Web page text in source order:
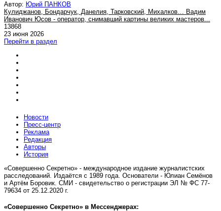
Автор: Юрий ПАНКОВ
Кулиджанов, Бондарчук, Данелия, Тарковский, Михалков… Вадим
Иванович Юсов - оператор, снимавший картины великих мастеров...
13868
23 июня 2026
Перейти в раздел
Новости
Пресс-центр
Реклама
Редакция
Авторы
История
«Совершенно Секретно» - международное издание журналистских
расследований. Издаётся с 1989 года. Основатели - Юлиан Семёнов
и Артём Боровик. CМИ - свидетельство о регистрации ЭЛ № ФС 77-
79634 от 25.12.2020 г.
«Совершенно Секретно» в Мессенджерах: